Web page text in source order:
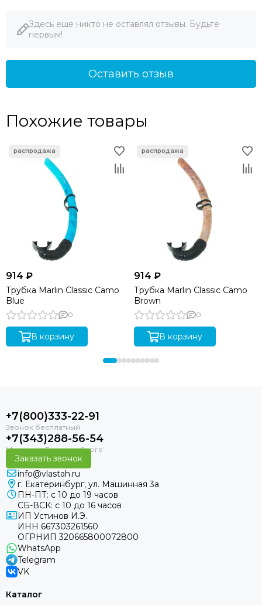
Здесь еще никто не оставлял отзывы. Будьте
первым!
Оставить отзыв
Похожие товары
914 ₽
Трубка Marlin Classic Camo
Blue
0
В корзину
914 ₽
Трубка Marlin Classic Camo
Brown
0
В корзину
+7(800)333-22-91
+7(343)288-56-54
Заказать звонок
info@vlastah.ru
г. Екатеринбург, ул. Машинная 3а
ПН-ПТ: с 10 до 19 часов
СБ-ВСК: с 10 до 16 часов
ИП Устинов И.Э.
ИНН 667303261560
ОГРНИП 320665800072800
WhatsApp
Telegram
VK
Каталог